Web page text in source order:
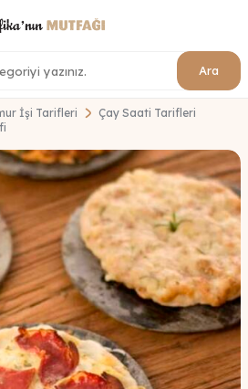
Ara
İşi Tarifleri
Çay Saati Tarifleri